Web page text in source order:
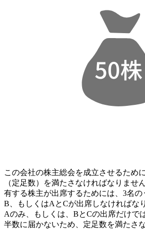
この会社の株主総会を成立させるため
（定足数）を満たさなければなりませ
有する株主が出席するためには、3名
B、もしくはAとCが出席しなければな
Aのみ、もしくは、BとCの出席だけで
半数に届かないため、定足数を満たさ